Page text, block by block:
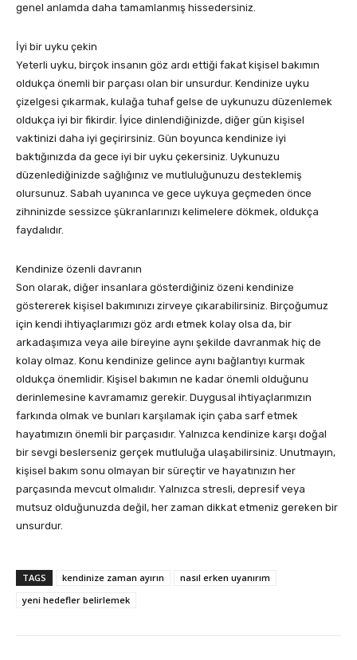
genel anlamda daha tamamlanmış hissedersiniz.
İyi bir uyku çekin
Yeterli uyku, birçok insanın göz ardı ettiği fakat kişisel bakımın
oldukça önemli bir parçası olan bir unsurdur. Kendinize uyku
çizelgesi çıkarmak, kulağa tuhaf gelse de uykunuzu düzenlemek
oldukça iyi bir fikirdir. İyice dinlendiğinizde, diğer gün kişisel
vaktinizi daha iyi geçirirsiniz. Gün boyunca kendinize iyi
baktığınızda da gece iyi bir uyku çekersiniz. Uykunuzu
düzenlediğinizde sağlığınız ve mutluluğunuzu desteklemiş
olursunuz. Sabah uyanınca ve gece uykuya geçmeden önce
zihninizde sessizce şükranlarınızı kelimelere dökmek, oldukça
faydalıdır.
Kendinize özenli davranın
Son olarak, diğer insanlara gösterdiğiniz özeni kendinize
göstererek kişisel bakımınızı zirveye çıkarabilirsiniz. Birçoğumuz
için kendi ihtiyaçlarımızı göz ardı etmek kolay olsa da, bir
arkadaşımıza veya aile bireyine aynı şekilde davranmak hiç de
kolay olmaz. Konu kendinize gelince aynı bağlantıyı kurmak
oldukça önemlidir. Kişisel bakımın ne kadar önemli olduğunu
derinlemesine kavramamız gerekir. Duygusal ihtiyaçlarımızın
farkında olmak ve bunları karşılamak için çaba sarf etmek
hayatımızın önemli bir parçasıdır. Yalnızca kendinize karşı doğal
bir sevgi beslerseniz gerçek mutluluğa ulaşabilirsiniz. Unutmayın,
kişisel bakım sonu olmayan bir süreçtir ve hayatınızın her
parçasında mevcut olmalıdır. Yalnızca stresli, depresif veya
mutsuz olduğunuzda değil, her zaman dikkat etmeniz gereken bir
unsurdur.
TAGS kendinize zaman ayırın
nasıl erken uyanırım
yeni hedefler belirlemek